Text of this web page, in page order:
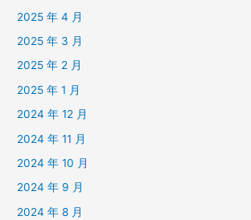
2025 年 4 月
2025 年 3 月
2025 年 2 月
2025 年 1 月
2024 年 12 月
2024 年 11 月
2024 年 10 月
2024 年 9 月
2024 年 8 月